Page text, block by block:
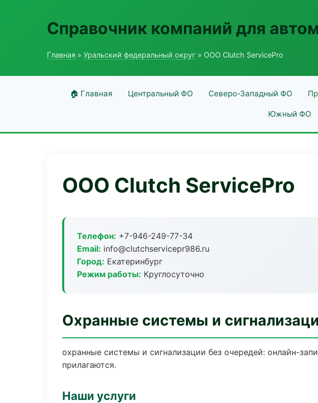
Справочник компаний для
Главная » Уральский федеральный округ » ООО Clutch ServicePro
🏠 Главная Центральный ФО Северо-Западный ФО
Южный ФО
ООО Clutch ServicePro
Телефон: +7-946-249-77-34
Email: info@clutchservicepr986.ru
Город: Екатеринбург
Режим работы: Круглосуточно
Охранные системы и
охранные системы и сигнализации без очередей: онлайн-
прилагаются.
Наши услуги